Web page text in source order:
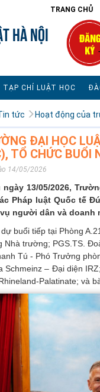
TRANG CHỦ
HÀ NỘI
TẠP CHÍ LUẬT HỌC
tức Hoạt động của
ĐẠI HỌC
TỔ CHỨC BUỔI
14/05/2026
ngày 13/05/2026,
Pháp luật Quốc tế
người dân và doanh
buổi tiếp tại Phòng
Nhà trường; PGS.TS.
Tú - Phó Trưởng
Schmeinz – Đại diện
Palatinate; và